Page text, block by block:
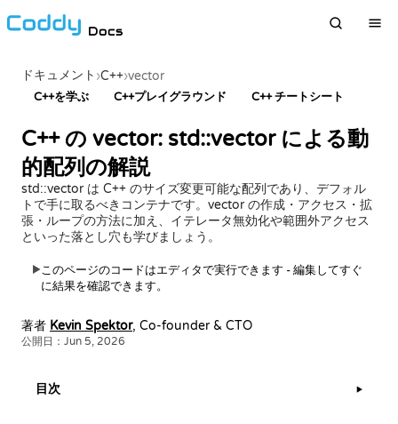
Docs
ドキュメント ›C++›vector
C++を学ぶ C++プレイグラウンド C++ チートシート
C++ の vector: std::vector による動
的配列の解説
std::vector は C++ のサイズ変更可能な配列であり、デフォル
トで手に取るべきコンテナです。vector の作成・アクセス・拡
張・ループの方法に加え、イテレータ無効化や範囲外アクセス
といった落とし穴も学びましょう。
▶このページのコードはエディタで実行できます - 編集してすぐ
に結果を確認できます。
著者 Kevin Spektor, Co-founder & CTO
公開日：Jun 5, 2026
目次 ▶